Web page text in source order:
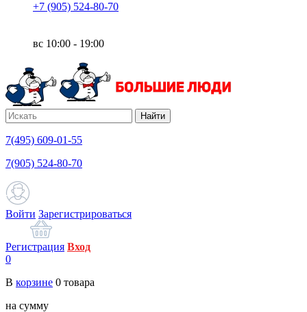
+7 (905) 524-80-70
вс 10:00 - 19:00
Найти
7(495) 609-01-55
7(905) 524-80-70
Войти Зарегистрироваться
Регистрация Вход
0
В корзине 0 товара
на сумму